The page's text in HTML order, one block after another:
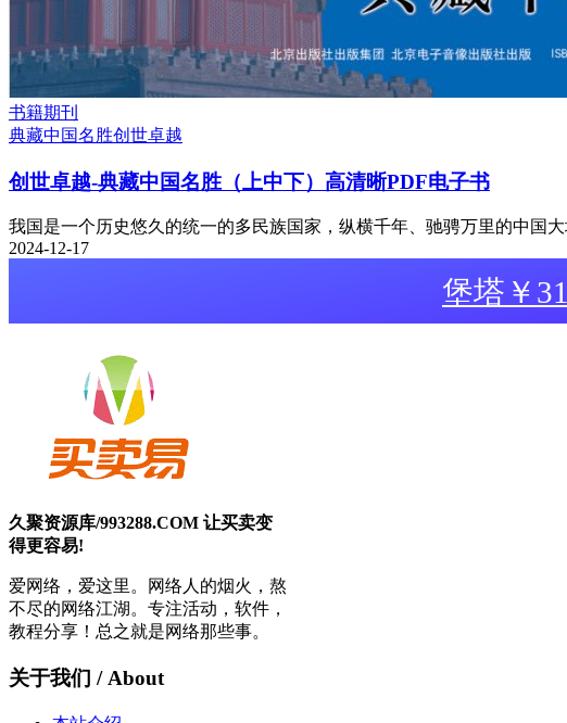
书籍期刊
典藏中国名胜创世卓越
创世卓越-典藏中国名胜（上中下）高清晰PDF电子书
我国是一个历史悠久的统一的多民族国家，纵横千年、驰骋万里的中国
2024-12-17
堡塔￥
久聚资源库/993288.COM 让买卖变
得更容易!
爱网络，爱这里。网络人的烟火，熬
不尽的网络江湖。专注活动，软件，
教程分享！总之就是网络那些事。
关于我们 / About